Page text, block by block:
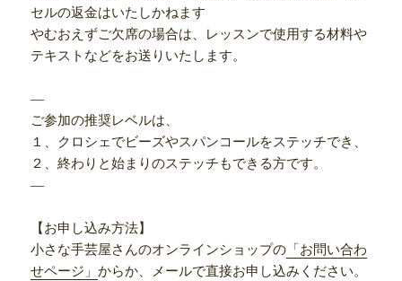
セルの返金はいたしかねます
やむおえずご欠席の場合は、レッスンで使用する材料や
テキストなどをお送りいたします。
—
ご参加の推奨レベルは、
１、クロシェでビーズやスパンコールをステッチでき、
２、終わりと始まりのステッチもできる方です。
—
【お申し込み方法】
小さな手芸屋さんのオンラインショップの 「お問い合わ
せページ」からか、メールで直接お申し込みください。